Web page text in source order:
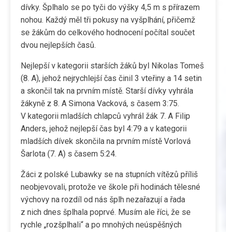
dívky. Šplhalo se po tyči do výšky 4,5 m s přírazem
nohou. Každý měl tři pokusy na vyšplhání, přičemž
se žákům do celkového hodnocení počítal součet
dvou nejlepších časů.
Nejlepší v kategorii starších žáků byl Nikolas Tomeš
(8. A), jehož nejrychlejší čas činil 3 vteřiny a 14 setin
a skončil tak na prvním místě. Starší dívky vyhrála
žákyně z 8. A Simona Vacková, s časem 3:75.
V kategorii mladších chlapců vyhrál žák 7. A Filip
Anders, jehož nejlepší čas byl 4:79 a v kategorii
mladších dívek skončila na prvním místě Vorlová
Šarlota (7. A) s časem 5:24.
Žáci z polské Lubawky se na stupních vítězů příliš
neobjevovali, protože ve škole při hodinách tělesné
výchovy na rozdíl od nás šplh nezařazují a řada
z nich dnes šplhala poprvé. Musím ale říci, že se
rychle „rozšplhali“ a po mnohých neúspěšných